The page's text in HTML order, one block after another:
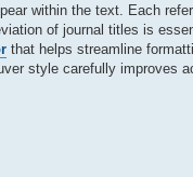
within the text. Each
of journal titles is
that helps streamline
style carefully improves